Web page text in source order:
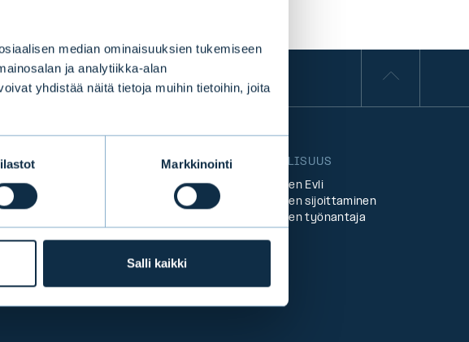
median ominaisuuksien tukemiseen
ja analytiikka-alan
yhdistää näitä tietoja muihin tietoihin, joita
Markkinointi
Salli kaikki
& PALVELUT
Banking
sijoitus­ratkaisut
VASTUULLISUUS
Vastuullinen Evli
Vastuullinen sijoittaminen
Vastuullinen työnantaja